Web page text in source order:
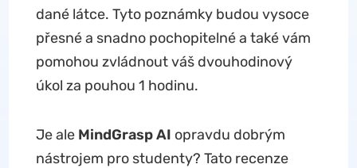
dané látce. Tyto poznámky budou vysoce
přesné a snadno pochopitelné a také vám
pomohou zvládnout váš dvouhodinový
úkol za pouhou 1 hodinu.
Je ale MindGrasp AI opravdu dobrým
nástrojem pro studenty? Tato recenze